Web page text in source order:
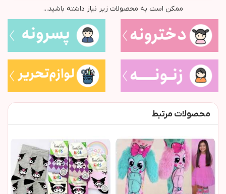
ممکن است به محصولات زیر نیاز داشته باشید...
محصولات مرتبط